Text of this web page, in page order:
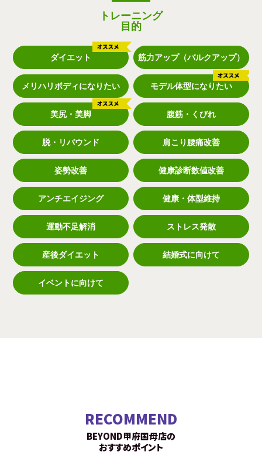
トレーニング
目的
ダイエット 筋力アップ（バルクアップ）
メリハリボディになりたい モデル体型になりたい
美尻・美脚 腹筋・くびれ
脱・リバウンド 肩こり腰痛改善
姿勢改善 健康診断数値改善
アンチエイジング 健康・体型維持
運動不足解消 ストレス発散
産後ダイエット 結婚式に向けて
イベントに向けて
RECOMMEND
BEYOND甲府国母店の
おすすめポイント